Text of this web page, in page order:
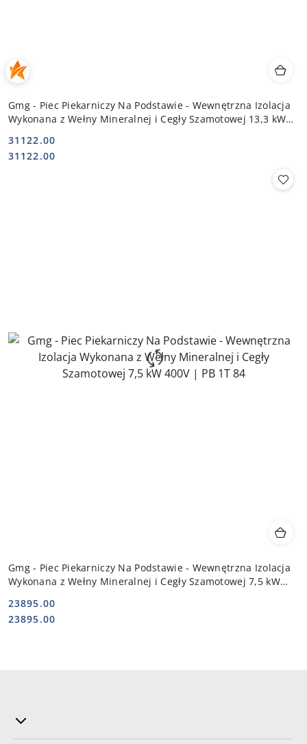
Gmg - Piec Piekarniczy Na Podstawie - Wewnętrzna Izolacja
Wykonana z Wełny Mineralnej i Cegły Szamotowej 13,3 kW
Cena:
31122.00
Cena:
31122.00
Gmg - Piec Piekarniczy Na Podstawie - Wewnętrzna Izolacja
Wykonana z Wełny Mineralnej i Cegły Szamotowej 7,5 kW
Cena:
23895.00
Cena:
23895.00